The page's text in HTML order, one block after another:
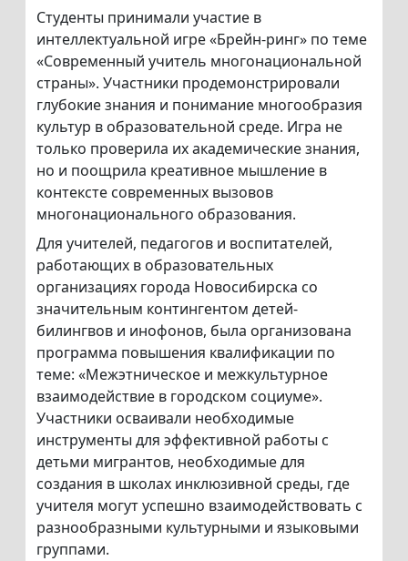
Студенты принимали участие в
интеллектуальной игре «Брейн-ринг» по теме
«Современный учитель многонациональной
страны». Участники продемонстрировали
глубокие знания и понимание многообразия
культур в образовательной среде. Игра не
только проверила их академические знания,
но и поощрила креативное мышление в
контексте современных вызовов
многонационального образования.
Для учителей, педагогов и воспитателей,
работающих в образовательных
организациях города Новосибирска со
значительным контингентом детей-
билингвов и инофонов, была организована
программа повышения квалификации по
теме: «Межэтническое и межкультурное
взаимодействие в городском социуме».
Участники осваивали необходимые
инструменты для эффективной работы с
детьми мигрантов, необходимые для
создания в школах инклюзивной среды, где
учителя могут успешно взаимодействовать с
разнообразными культурными и языковыми
группами.